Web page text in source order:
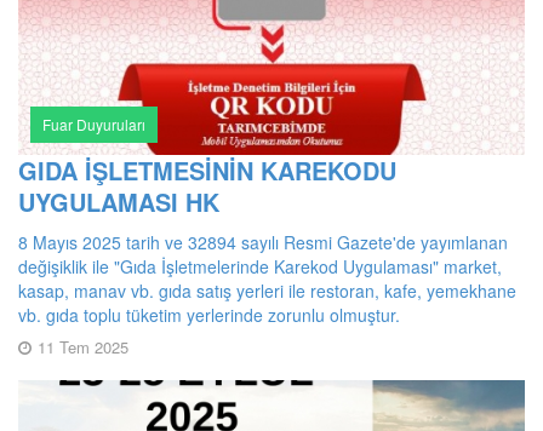
Fuar Duyuruları
GIDA İŞLETMESİNİN KAREKODU
UYGULAMASI HK
8 Mayıs 2025 tarih ve 32894 sayılı Resmi Gazete'de yayımlanan
değişiklik ile "Gıda İşletmelerinde Karekod Uygulaması" market,
kasap, manav vb. gıda satış yerleri ile restoran, kafe, yemekhane
vb. gıda toplu tüketim yerlerinde zorunlu olmuştur.
11 Tem 2025